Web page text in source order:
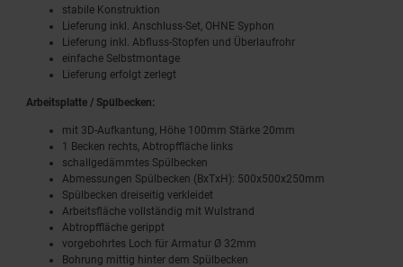
stabile Konstruktion
Lieferung inkl. Anschluss-Set, OHNE Syphon
Lieferung inkl. Abfluss-Stopfen und Überlaufrohr
einfache Selbstmontage
Lieferung erfolgt zerlegt
Arbeitsplatte / Spülbecken:
mit 3D-Aufkantung, Höhe 100mm Stärke 20mm
1 Becken rechts, Abtropffläche links
schallgedämmtes Spülbecken
Abmessungen Spülbecken (BxTxH): 500x500x250mm
Spülbecken dreiseitig verkleidet
Arbeitsfläche vollständig mit Wulstrand
Abtropffläche gerippt
vorgebohrtes Loch für Armatur Ø 32mm
Bohrung mittig hinter dem Spülbecken